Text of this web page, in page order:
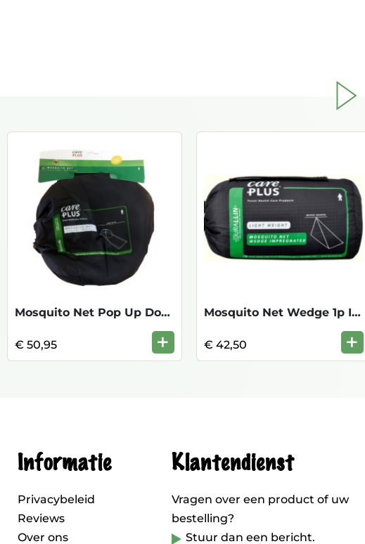
Mosquito Net Pop Up Dome Geimpregneerd
€ 50,95 +
Mosquito Net Wedge 1p Impregnated
€ 42,50 +
Informatie
Privacybeleid
Reviews
Over ons
Klantendienst
Vragen over een product of uw
bestelling?
Stuur dan een bericht.